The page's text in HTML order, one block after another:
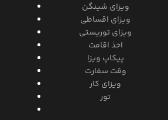
ویزای شینگن
ویزای اقساطی
ویزای توریستی
اخذ اقامت
پیکاپ ویزا
وقت سفارت
ویزای کار
تور